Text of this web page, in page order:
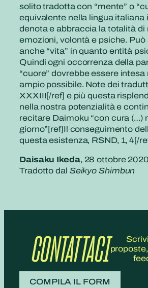
solito tradotta con “mente” o
equivalente nella lingua italiana
denota e abbraccia la totalità di
emozioni, volontà e psiche.
anche “vita” in quanto entità
Quindi ogni occorrenza della
“cuore” dovrebbe essere intesa
ampio possibile. Note dei
XXXIII[/ref] e più questa
nella nostra potenzialità e
recitare Daimoku “con cura (…)
giorno”[ref]Il conseguimento
questa esistenza, RSND, 1, 4[/
Daisaku Ikeda, 28 ottobre 2020
Tradotto dal Seikyo Shimbun
CONTATTACI
COMPILA IL FORM